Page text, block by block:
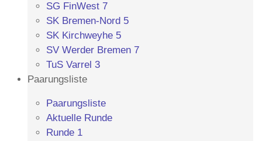
SG FinWest 7
SK Bremen-Nord 5
SK Kirchweyhe 5
SV Werder Bremen 7
TuS Varrel 3
Paarungsliste
Paarungsliste
Aktuelle Runde
Runde 1